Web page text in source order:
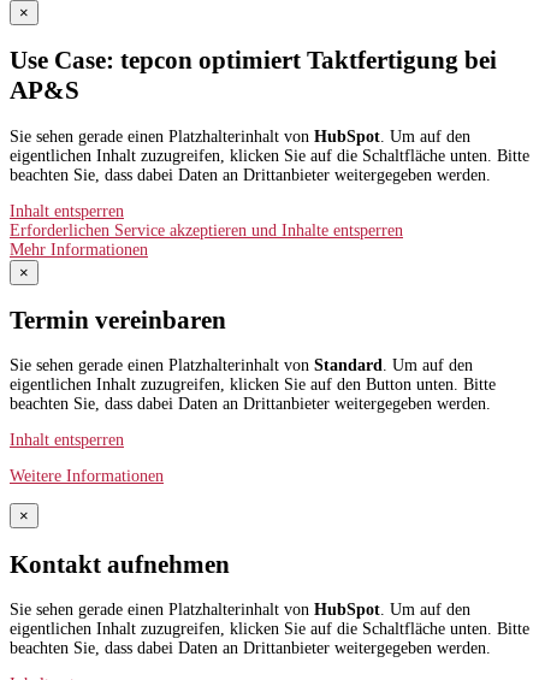
×
Use Case: tepcon optimiert Taktfertigung bei
AP&S​
Sie sehen gerade einen Platzhalterinhalt von HubSpot . Um auf den
eigentlichen Inhalt zuzugreifen, klicken Sie auf die Schaltfläche unten. Bitte
beachten Sie, dass dabei Daten an Drittanbieter weitergegeben werden.
Inhalt entsperren
Erforderlichen Service akzeptieren und Inhalte entsperren
Mehr Informationen
×
Termin vereinbaren
Sie sehen gerade einen Platzhalterinhalt von Standard. Um auf den
eigentlichen Inhalt zuzugreifen, klicken Sie auf den Button unten. Bitte
beachten Sie, dass dabei Daten an Drittanbieter weitergegeben werden.
Inhalt entsperren
Weitere Informationen
×
Kontakt aufnehmen
Sie sehen gerade einen Platzhalterinhalt von HubSpot. Um auf den
eigentlichen Inhalt zuzugreifen, klicken Sie auf die Schaltfläche unten. Bitte
beachten Sie, dass dabei Daten an Drittanbieter weitergegeben werden.